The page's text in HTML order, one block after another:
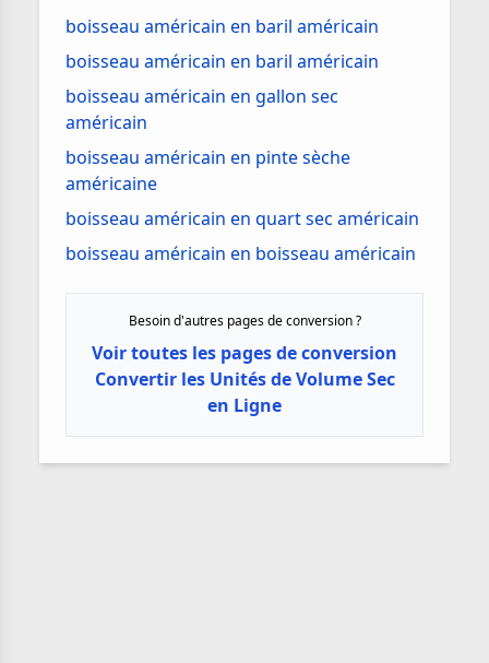
boisseau américain en baril américain
boisseau américain en baril américain
boisseau américain en gallon sec
américain
boisseau américain en pinte sèche
américaine
boisseau américain en quart sec américain
boisseau américain en boisseau américain
Besoin d'autres pages de conversion ?
Voir toutes les pages de conversion
Convertir les Unités de Volume Sec
en Ligne